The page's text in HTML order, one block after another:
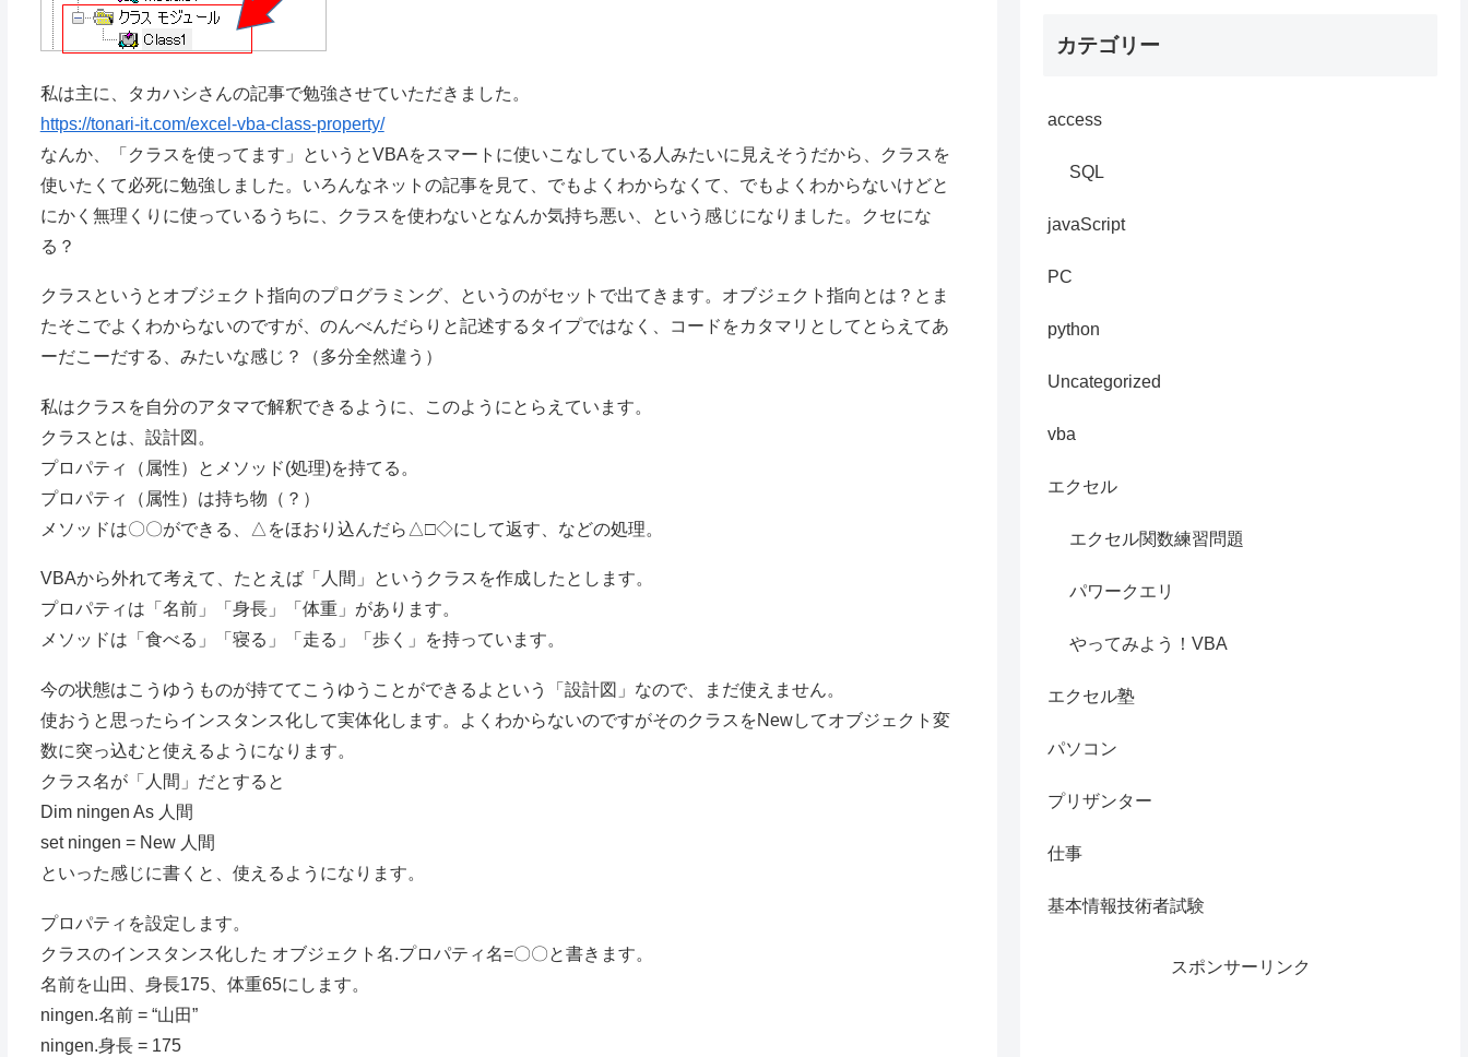
私は主に、タカハシさんの記事で勉強させていただきました。
https://tonari-it.com/excel-vba-class-property/
なんか、「クラスを使ってます」というとVBAをスマートに使いこなしている人みたいに見えそうだから、クラスを
使いたくて必死に勉強しました。いろんなネットの記事を見て、でもよくわからなくて、でもよくわからないけどと
にかく無理くりに使っているうちに、クラスを使わないとなんか気持ち悪い、という感じになりました。クセにな
る？
クラスというとオブジェクト指向のプログラミング、というのがセットで出てきます。オブジェクト指向とは？とま
たそこでよくわからないのですが、のんべんだらりと記述するタイプではなく、コードをカタマリとしてとらえてあ
ーだこーだする、みたいな感じ？（多分全然違う）
私はクラスを自分のアタマで解釈できるように、このようにとらえています。
クラスとは、設計図。
プロパティ（属性）とメソッド(処理)を持てる。
プロパティ（属性）は持ち物（？）
メソッドは〇〇ができる、△をほおり込んだら△□◇にして返す、などの処理。
VBAから外れて考えて、たとえば「人間」というクラスを作成したとします。
プロパティは「名前」「身長」「体重」があります。
メソッドは「食べる」「寝る」「走る」「歩く」を持っています。
今の状態はこうゆうものが持ててこうゆうことができるよという「設計図」なので、まだ使えません。
使おうと思ったらインスタンス化して実体化します。よくわからないのですがそのクラスをNewしてオブジェクト変
数に突っ込むと使えるようになります。
クラス名が「人間」だとすると
Dim ningen As 人間
set ningen = New 人間
といった感じに書くと、使えるようになります。
プロパティを設定します。
クラスのインスタンス化した オブジェクト名.プロパティ名=〇〇と書きます。
名前を山田、身長175、体重65にします。
ningen.名前 = “山田”
ningen.身長 = 175
カテゴリー
access
SQL
javaScript
PC
python
Uncategorized
vba
エクセル
エクセル関数練習問題
パワークエリ
やってみよう！VBA
エクセル塾
パソコン
プリザンター
仕事
基本情報技術者試験
スポンサーリンク